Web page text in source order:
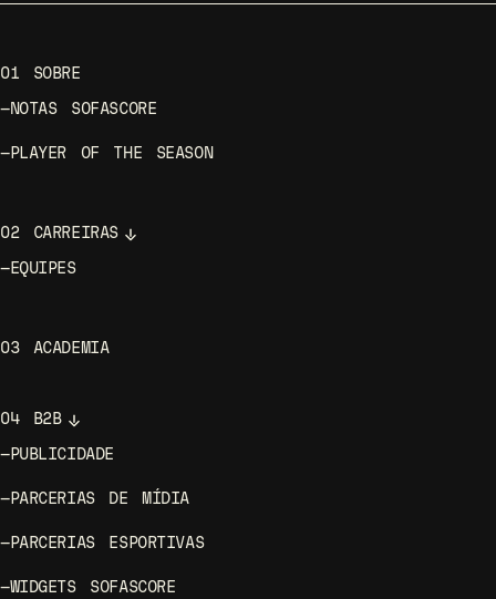
01 SOBRE
—NOTAS SOFASCORE
—PLAYER OF THE SEASON
02 CARREIRAS
—EQUIPES
03 ACADEMIA
04 B2B
—PUBLICIDADE
—PARCERIAS DE MÍDIA
—PARCERIAS ESPORTIVAS
—WIDGETS SOFASCORE